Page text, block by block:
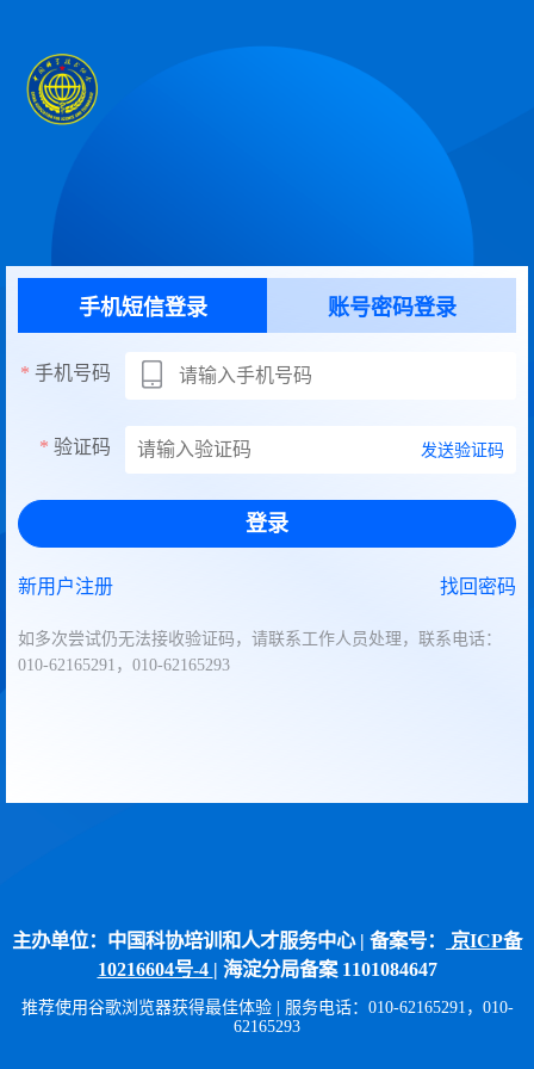
手机短信登录 账号密码登录
手机号码
验证码 发送验证码
登录
新用户注册 找回密码
如多次尝试仍无法接收验证码，请联系工作人员处理，联系电话：
010-62165291，010-62165293
主办单位：中国科协培训和人才服务中心 | 备案号：
京ICP备
10216604号-4 | 海淀分局备案 1101084647
推荐使用谷歌浏览器获得最佳体验 | 服务电话：010-62165291，010-
62165293